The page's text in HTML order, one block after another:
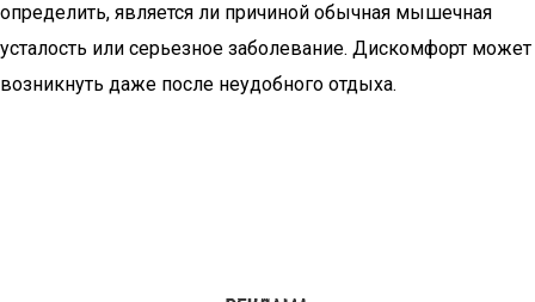
определить, является ли причиной обычная мышечная
усталость или серьезное заболевание. Дискомфорт может
возникнуть даже после неудобного отдыха.